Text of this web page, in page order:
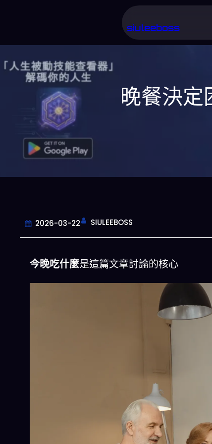
主
要
siuleeboss
晚餐決
2026-03-22 SIULEEBOSS
今晚吃什麼是這篇文章討論的核心